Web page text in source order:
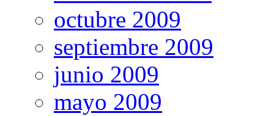
octubre 2009
septiembre 2009
junio 2009
mayo 2009